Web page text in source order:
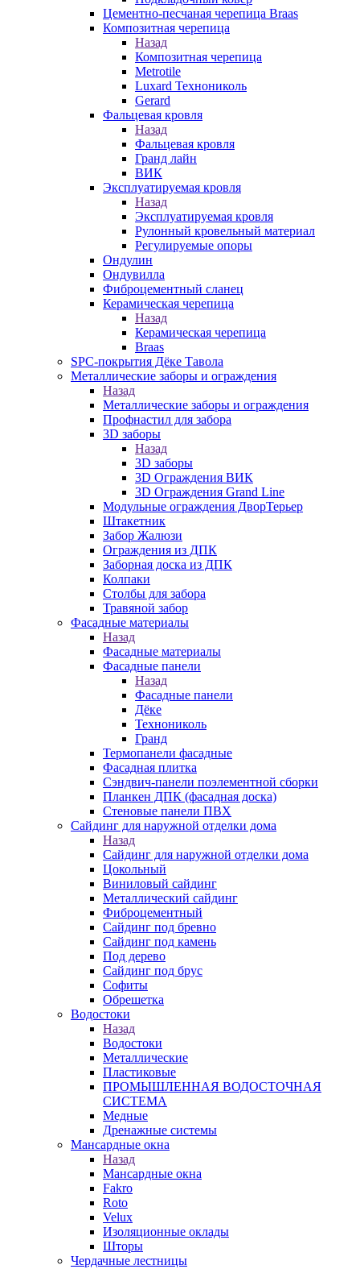
Цементно-песчаная черепица Braas
Композитная черепица
Назад
Композитная черепица
Metrotile
Luxard Технониколь
Gerard
Фальцевая кровля
Назад
Фальцевая кровля
Гранд лайн
ВИК
Эксплуатируемая кровля
Назад
Эксплуатируемая кровля
Рулонный кровельный материал
Регулируемые опоры
Ондулин
Ондувилла
Фиброцементный сланец
Керамическая черепица
Назад
Керамическая черепица
Braas
SPC-покрытия Дёке Тавола
Металлические заборы и ограждения
Назад
Металлические заборы и ограждения
Профнастил для забора
3D заборы
Назад
3D заборы
3D Ограждения ВИК
3D Ограждения Grand Line
Модульные ограждения ДворТерьер
Штакетник
Забор Жалюзи
Ограждения из ДПК
Заборная доска из ДПК
Колпаки
Столбы для забора
Травяной забор
Фасадные материалы
Назад
Фасадные материалы
Фасадные панели
Назад
Фасадные панели
Дёке
Технониколь
Гранд
Термопанели фасадные
Фасадная плитка
Сэндвич-панели поэлементной сборки
Планкен ДПК (фасадная доска)
Стеновые панели ПВХ
Сайдинг для наружной отделки дома
Назад
Сайдинг для наружной отделки дома
Цокольный
Виниловый сайдинг
Металлический сайдинг
Фиброцементный
Сайдинг под бревно
Сайдинг под камень
Под дерево
Сайдинг под брус
Софиты
Обрешетка
Водостоки
Назад
Водостоки
Металлические
Пластиковые
ПРОМЫШЛЕННАЯ ВОДОСТОЧНАЯ
СИСТЕМА
Медные
Дренажные системы
Мансардные окна
Назад
Мансардные окна
Fakro
Roto
Velux
Изоляционные оклады
Шторы
Чердачные лестницы